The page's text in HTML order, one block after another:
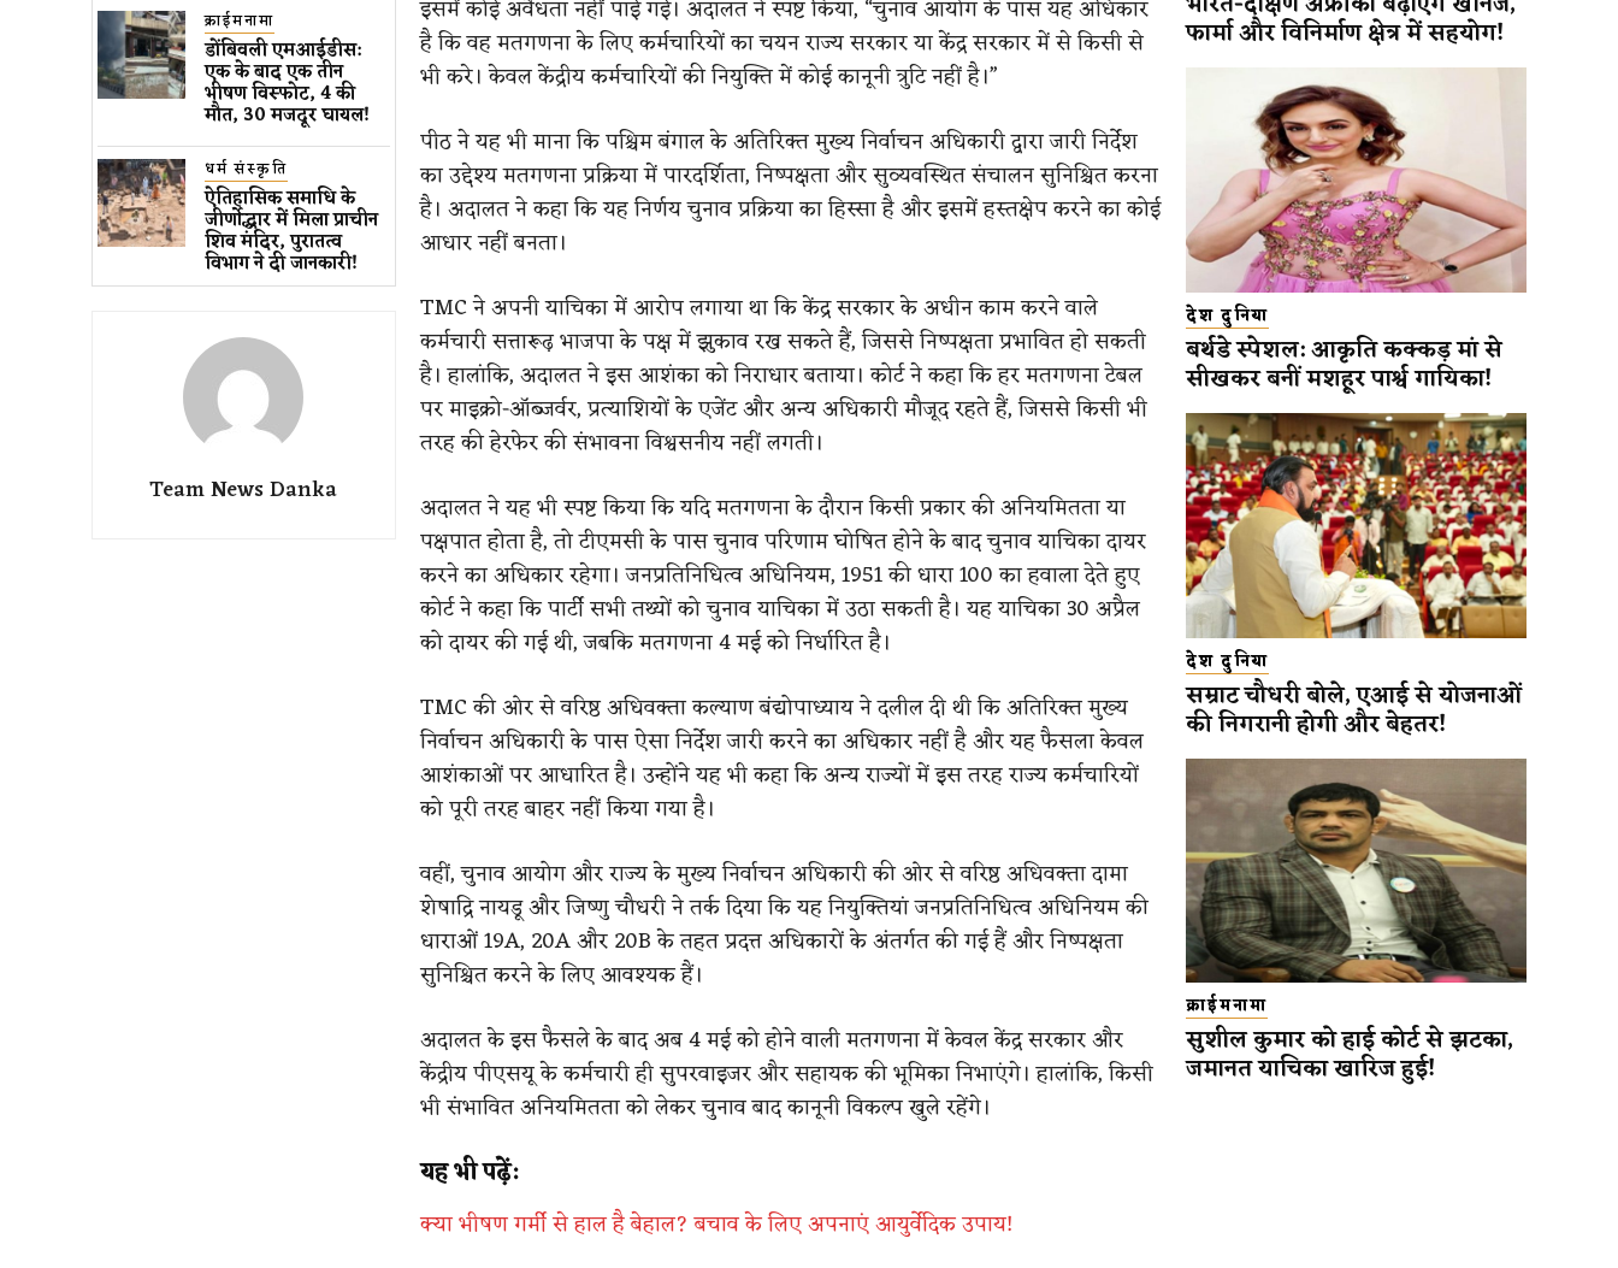
क्राईमनामा
डोंबिवली एमआईडीस:
एक के बाद एक तीन
भीषण विस्फोट, 4 की
मौत, 30 मजदूर घायल!
धर्म संस्कृति
ऐतिहासिक समाधि के
जीर्णोद्धार में मिला प्राचीन
शिव मंदिर, पुरातत्व
विभाग ने दी जानकारी!
Team News Danka
इसमें कोई अवैधता नहीं पाई गई। अदालत ने स्पष्ट किया, “चुनाव आयोग के पास यह अधिकार
है कि वह मतगणना के लिए कर्मचारियों का चयन राज्य सरकार या केंद्र सरकार में से किसी से
भी करे। केवल केंद्रीय कर्मचारियों की नियुक्ति में कोई कानूनी त्रुटि नहीं है।”
पीठ ने यह भी माना कि पश्चिम बंगाल के अतिरिक्त मुख्य निर्वाचन अधिकारी द्वारा जारी निर्देश
का उद्देश्य मतगणना प्रक्रिया में पारदर्शिता, निष्पक्षता और सुव्यवस्थित संचालन सुनिश्चित करना
है। अदालत ने कहा कि यह निर्णय चुनाव प्रक्रिया का हिस्सा है और इसमें हस्तक्षेप करने का कोई
आधार नहीं बनता।
TMC ने अपनी याचिका में आरोप लगाया था कि केंद्र सरकार के अधीन काम करने वाले
कर्मचारी सत्तारूढ़ भाजपा के पक्ष में झुकाव रख सकते हैं, जिससे निष्पक्षता प्रभावित हो सकती
है। हालांकि, अदालत ने इस आशंका को निराधार बताया। कोर्ट ने कहा कि हर मतगणना टेबल
पर माइक्रो-ऑब्जर्वर, प्रत्याशियों के एजेंट और अन्य अधिकारी मौजूद रहते हैं, जिससे किसी भी
तरह की हेरफेर की संभावना विश्वसनीय नहीं लगती।
अदालत ने यह भी स्पष्ट किया कि यदि मतगणना के दौरान किसी प्रकार की अनियमितता या
पक्षपात होता है, तो टीएमसी के पास चुनाव परिणाम घोषित होने के बाद चुनाव याचिका दायर
करने का अधिकार रहेगा। जनप्रतिनिधित्व अधिनियम, 1951 की धारा 100 का हवाला देते हुए
कोर्ट ने कहा कि पार्टी सभी तथ्यों को चुनाव याचिका में उठा सकती है। यह याचिका 30 अप्रैल
को दायर की गई थी, जबकि मतगणना 4 मई को निर्धारित है।
TMC की ओर से वरिष्ठ अधिवक्ता कल्याण बंद्योपाध्याय ने दलील दी थी कि अतिरिक्त मुख्य
निर्वाचन अधिकारी के पास ऐसा निर्देश जारी करने का अधिकार नहीं है और यह फैसला केवल
आशंकाओं पर आधारित है। उन्होंने यह भी कहा कि अन्य राज्यों में इस तरह राज्य कर्मचारियों
को पूरी तरह बाहर नहीं किया गया है।
वहीं, चुनाव आयोग और राज्य के मुख्य निर्वाचन अधिकारी की ओर से वरिष्ठ अधिवक्ता दामा
शेषाद्रि नायडू और जिष्णु चौधरी ने तर्क दिया कि यह नियुक्तियां जनप्रतिनिधित्व अधिनियम की
धाराओं 19A, 20A और 20B के तहत प्रदत्त अधिकारों के अंतर्गत की गई हैं और निष्पक्षता
सुनिश्चित करने के लिए आवश्यक हैं।
अदालत के इस फैसले के बाद अब 4 मई को होने वाली मतगणना में केवल केंद्र सरकार और
केंद्रीय पीएसयू के कर्मचारी ही सुपरवाइजर और सहायक की भूमिका निभाएंगे। हालांकि, किसी
भी संभावित अनियमितता को लेकर चुनाव बाद कानूनी विकल्प खुले रहेंगे।
यह भी पढ़ें:
क्या भीषण गर्मी से हाल है बेहाल? बचाव के लिए अपनाएं आयुर्वेदिक उपाय!
फार्मा और विनिर्माण क्षेत्र में सहयोग!
देश दुनिया
बर्थडे स्पेशल: आकृति कक्कड़ मां से
सीखकर बनीं मशहूर पार्श्व गायिका!
देश दुनिया
सम्राट चौधरी बोले, एआई से योजनाओं
की निगरानी होगी और बेहतर!
क्राईमनामा
सुशील कुमार को हाई कोर्ट से झटका,
जमानत याचिका खारिज हुई!